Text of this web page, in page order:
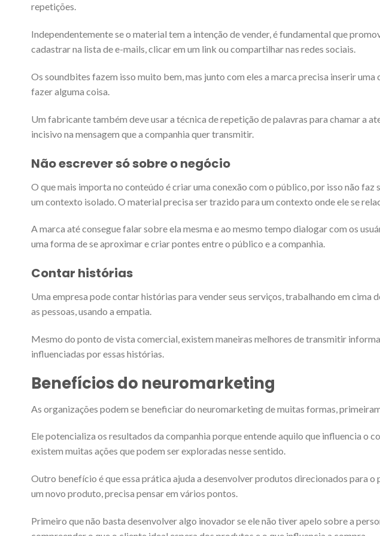
repetições.
Independentemente se o material tem a intenção de vender, é fundamental que
cadastrar na lista de e-mails, clicar em um link ou compartilhar nas redes sociais.
Os soundbites fazem isso muito bem, mas junto com eles a marca precisa inserir
fazer alguma coisa.
Um fabricante também deve usar a técnica de repetição de palavras para chamar a
incisivo na mensagem que a companhia quer transmitir.
Não escrever só sobre o negócio
O que mais importa no conteúdo é criar uma conexão com o público, por isso não
um contexto isolado. O material precisa ser trazido para um contexto onde ele se
A marca até consegue falar sobre ela mesma e ao mesmo tempo dialogar com os
uma forma de se aproximar e criar pontes entre o público e a companhia.
Contar histórias
Uma empresa pode contar histórias para vender seus serviços, trabalhando em cima
as pessoas, usando a empatia.
Mesmo do ponto de vista comercial, existem maneiras melhores de transmitir
influenciadas por essas histórias.
Benefícios do neuromarketing
As organizações podem se beneficiar do neuromarketing de muitas formas,
Ele potencializa os resultados da companhia porque entende aquilo que influencia o
existem muitas ações que podem ser exploradas nesse sentido.
Outro benefício é que essa prática ajuda a desenvolver produtos direcionados para
um novo produto, precisa pensar em vários pontos.
Primeiro que não basta desenvolver algo inovador se ele não tiver apelo sobre a